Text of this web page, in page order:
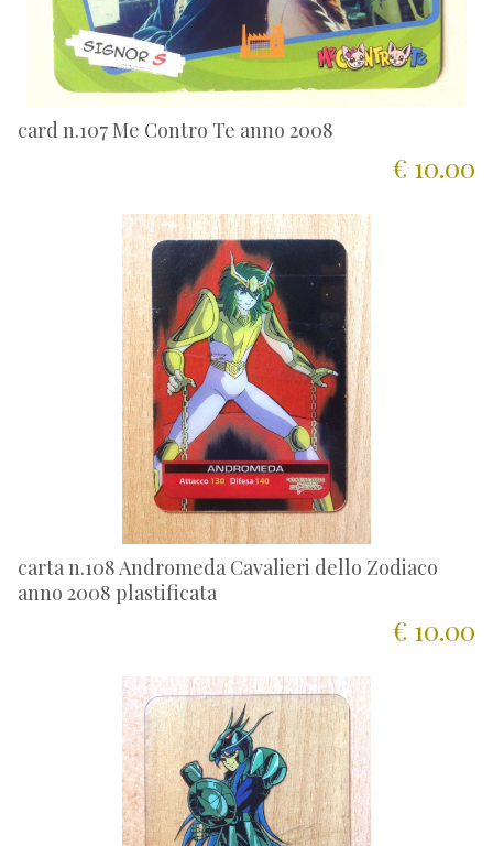
card n.107 Me Contro Te anno 2008
€ 10.00
carta n.108 Andromeda Cavalieri dello Zodiaco
anno 2008 plastificata
€ 10.00